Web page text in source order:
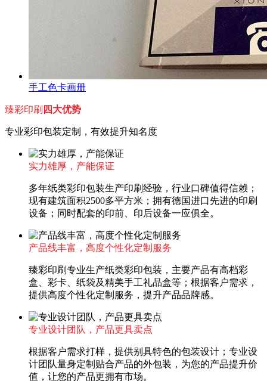
手工色卡画册
臻彩印刷 四大优势
专业彩印包装定制，有效提升知名度
实力雄厚，产能保证
多年纸类彩印包装生产印刷经验，行业口碑值得信赖；
现有建筑面积2500多平方米；拥有德国进口先进的印刷
设备；同时配套的印前、印后设备一应俱全。
产品线丰富，高度个性化定制服务
臻彩印刷专业生产纸类彩印包装，主要产品有高档彩
盒、彩卡、纸袋及精美手工礼品盒等；根据客户需求，
提供高度个性化定制服务，提升产品品牌感。
专业设计团队，产品更具卖点
根据客户需求打样，提供别具特色的包装设计；专业设
计团队量身定制贴合产品的外包装，为您的产品提升价
值，让您的产品更拥有市场。